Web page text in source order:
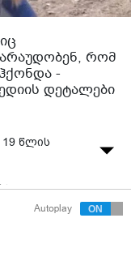
რომ
-
დეტალები
წლის
და 48
Autoplay